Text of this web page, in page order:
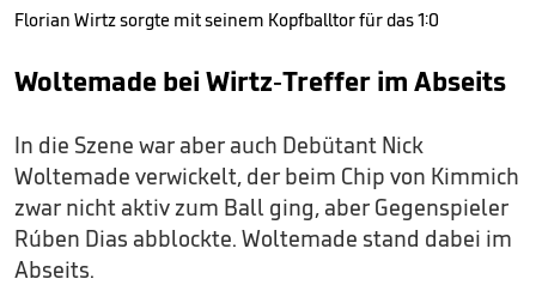
Florian Wirtz sorgte mit seinem Kopfballtor für das 1:0
Woltemade bei Wirtz-Treffer im Abseits
In die Szene war aber auch Debütant Nick
Woltemade verwickelt, der beim Chip von Kimmich
zwar nicht aktiv zum Ball ging, aber Gegenspieler
Rúben Dias abblockte. Woltemade stand dabei im
Abseits.